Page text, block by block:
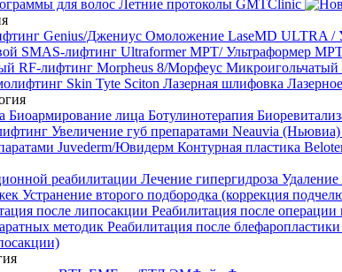
для волос Летние протоколы GMTClinic
Genius/Джениус Омоложение LaseMD ULTRA /
SMAS-лифтинг Ultraformer MPT/ Ультраформер
RF-лифтинг Morpheus 8/Морфеус
Skin Tyte Sciton Лазерная шлифовка
Биоармирование лица Ботулинотерапия
Увеличение губ препаратами Neauvia (Ньювиа)
Juvederm/Ювидерм Контурная пластика
реабилитации Лечение гипергидроза
Устранение второго подбородка (коррекция
после липосакции Реабилитация после
методик Реабилитация после блефаропластики